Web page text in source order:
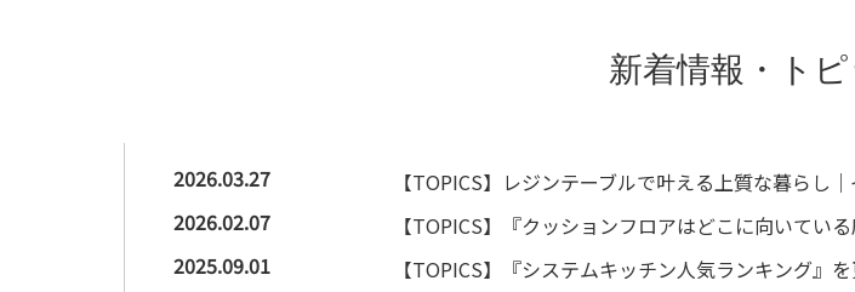
2026.03.27
【TOPICS】レジンテーブルで叶える上質な暮ら
2026.02.07
【TOPICS】『クッションフロアはどこに向いてい
2025.09.01
【TOPICS】『システムキッチン人気ランキング』